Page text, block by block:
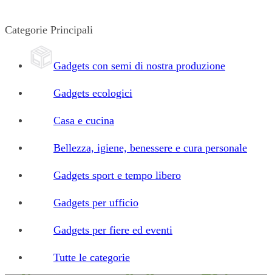
Categorie Principali
Gadgets con semi di nostra produzione
Gadgets ecologici
Casa e cucina
Bellezza, igiene, benessere e cura personale
Gadgets sport e tempo libero
Gadgets per ufficio
Gadgets per fiere ed eventi
Tutte le categorie